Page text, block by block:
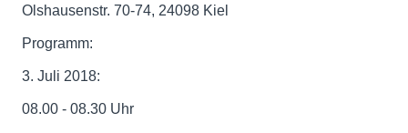
Olshausenstr. 70-74, 24098 Kiel
Programm:
3. Juli 2018:
08.00 - 08.30 Uhr